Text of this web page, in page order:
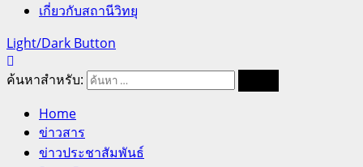
เกี่ยวกับสถานีวิทยุ
Light/Dark Button
ค้นหาสำหรับ:
Home
ข่าวสาร
ข่าวประชาสัมพันธ์